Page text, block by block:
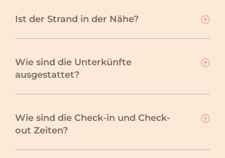
Ist der Strand in der Nähe?
Wie sind die Unterkünfte
ausgestattet?
Wie sind die Check-in und Check-
out Zeiten?